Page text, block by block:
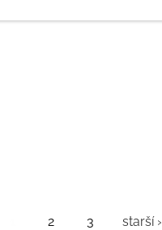
2 3 starší ›